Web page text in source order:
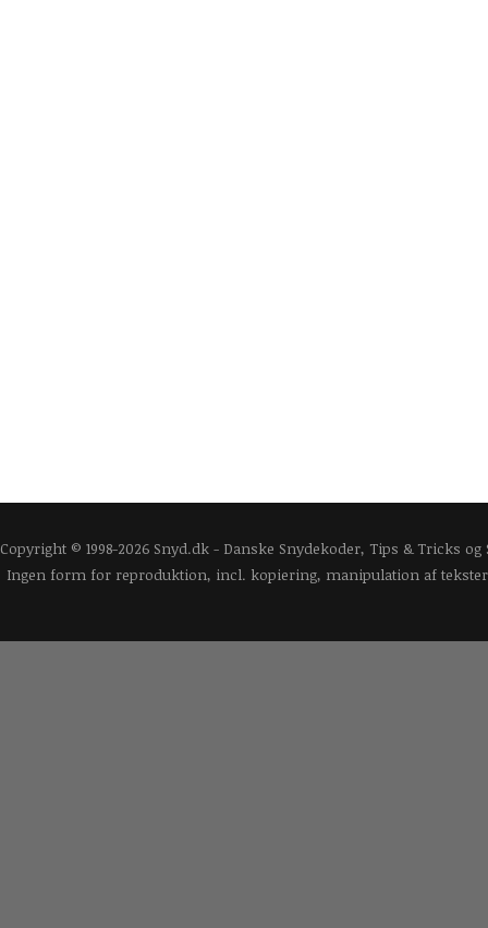
Copyright © 1998-2026 Snyd.dk - Danske Snydekoder, Tips & Tricks
Ingen form for reproduktion, incl. kopiering, manipulation af